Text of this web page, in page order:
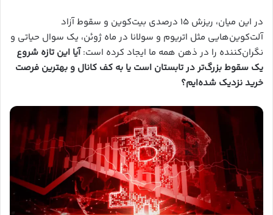
در این میان، ریزش ۱۵ درصدی بیت‌کوین و سقوط آزاد
آلت‌کوین‌هایی مثل اتریوم و سولانا در ماه ژوئن، یک سوال حیاتی و
نگران‌کننده را در ذهن همه ما ایجاد کرده است:آیا این تازه شروع
یک سقوط بزرگ‌تر در تابستان است یا به کف کانال و بهترین فرصت
خرید نزدیک شده‌ایم؟